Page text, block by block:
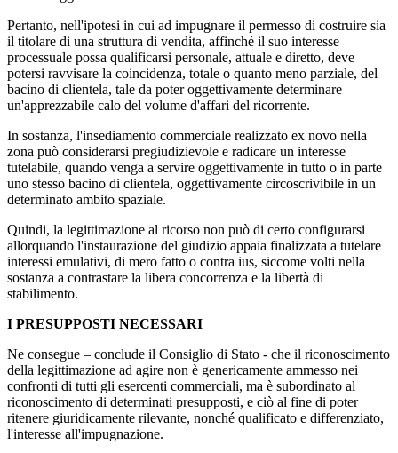
Pertanto, nell'ipotesi in cui ad impugnare il permesso di costruire sia
il titolare di una struttura di vendita, affinché il suo interesse
processuale possa qualificarsi personale, attuale e diretto, deve
potersi ravvisare la coincidenza, totale o quanto meno parziale, del
bacino di clientela, tale da poter oggettivamente determinare
un'apprezzabile calo del volume d'affari del ricorrente.
In sostanza, l'insediamento commerciale realizzato ex novo nella
zona può considerarsi pregiudizievole e radicare un interesse
tutelabile, quando venga a servire oggettivamente in tutto o in parte
uno stesso bacino di clientela, oggettivamente circoscrivibile in un
determinato ambito spaziale.
Quindi, la legittimazione al ricorso non può di certo configurarsi
allorquando l'instaurazione del giudizio appaia finalizzata a tutelare
interessi emulativi, di mero fatto o contra ius, siccome volti nella
sostanza a contrastare la libera concorrenza e la libertà di
stabilimento.
I PRESUPPOSTI NECESSARI
Ne consegue – conclude il Consiglio di Stato - che il riconoscimento
della legittimazione ad agire non è genericamente ammesso nei
confronti di tutti gli esercenti commerciali, ma è subordinato al
riconoscimento di determinati presupposti, e ciò al fine di poter
ritenere giuridicamente rilevante, nonché qualificato e differenziato,
l'interesse all'impugnazione.